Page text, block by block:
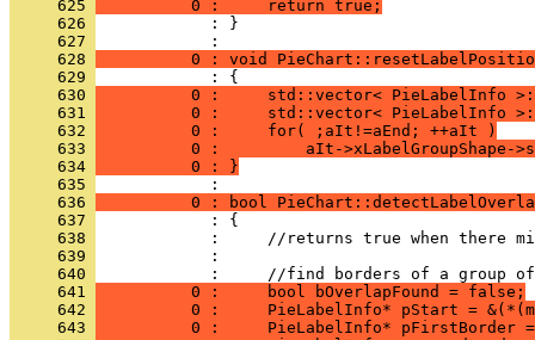
     625
          0 :     return true;
     626
            : }
     627
     628
0 : void
     629
     630
0 :     std::vector< PieLabelInfo
     631
0 :     std::vector< PieLabelInfo
     632
          0 :     for( ;aIt!=aEnd; ++aIt )
     633
0 :         aIt->xLabelGroupShape-
     634
          0 : }
     635
     636
0 : bool
     637
     638
     639
     640
     641
          0 :     bool bOverlapFound = false;
     642
0 :     PieLabelInfo* pStart =
     643
0 :     PieLabelInfo* pFirstBorder